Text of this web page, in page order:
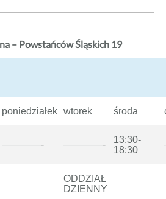
– Powstańców Śląskich 19
poniedziałek wtorek środa
————- ————-
13:30-
18:30
ODDZIAŁ
DZIENNY